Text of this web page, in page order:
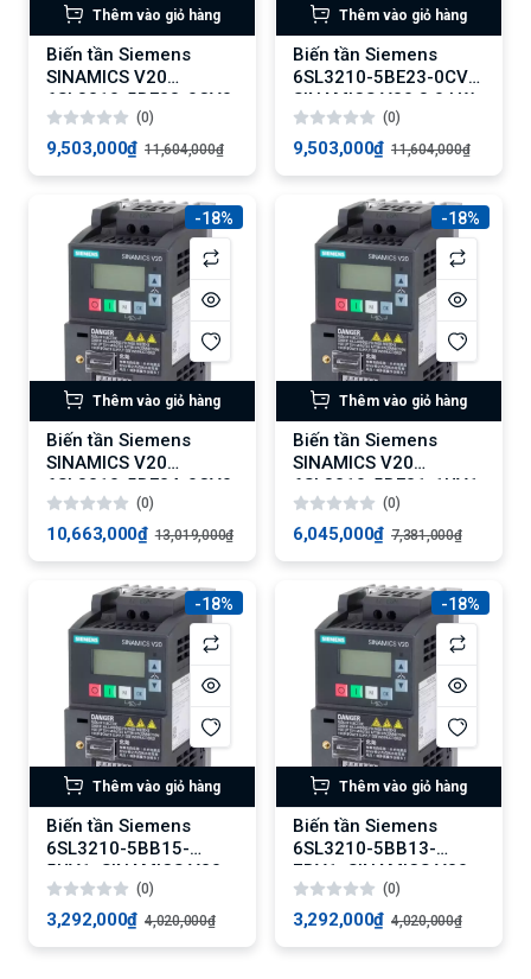
Thêm vào giỏ hàng
Biến tần Siemens
SINAMICS V20
6SL3210-5BE23-0CV0:
Biến tần 3.0 kW, Tải
quá 150%
(0)
9,503,000₫ 11,604,000₫
Thêm vào giỏ hàng
Biến tần Siemens
6SL3210-5BE23-0CV1:
SINAMICS V20 3.0 kW
với Tính Năng Tải Quá
150%
(0)
9,503,000₫ 11,604,000₫
-18%
Thêm vào giỏ hàng
Biến tần Siemens
SINAMICS V20
6SL3210-5BE24-0CV0:
Biến tần 4kW, Tải quá
150%
(0)
10,663,000₫ 13,019,000₫
-18%
Thêm vào giỏ hàng
Biến tần Siemens
SINAMICS V20
6SL3210-5BE21-1UV1:
Động cơ 1.1 kW, Tải
quá tải 150%
(0)
6,045,000₫ 7,381,000₫
-18%
Thêm vào giỏ hàng
Biến tần Siemens
6SL3210-5BB15-
5UV1: SINAMICS V20
0.55 kW
(0)
3,292,000₫ 4,020,000₫
-18%
Thêm vào giỏ hàng
Biến tần Siemens
6SL3210-5BB13-
7BV1: SINAMICS V20
0.37 kW
(0)
3,292,000₫ 4,020,000₫